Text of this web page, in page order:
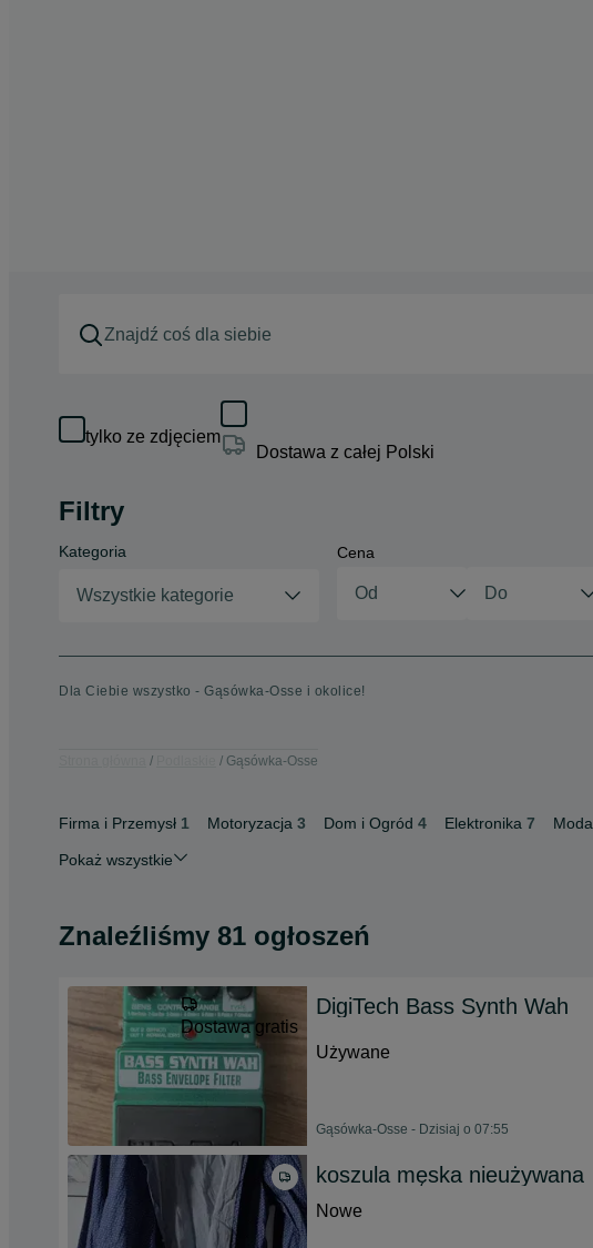
tylko ze zdjęciem
Dostawa z całej Polski
Filtry
Kategoria
Wszystkie kategorie
Cena
Dla Ciebie wszystko - Gąsówka-Osse i okolice!
Gąsówka-Osse
Firma i Przemysł 1 Motoryzacja 3 Dom i Ogród 4 Elektronika 7 Moda
Pokaż wszystkie
Znaleźliśmy 81 ogłoszeń
Dostawa gratis
DigiTech Bass Synth Wah
Używane
Gąsówka-Osse - Dzisiaj o 07:55
koszula męska nieużywana
Nowe